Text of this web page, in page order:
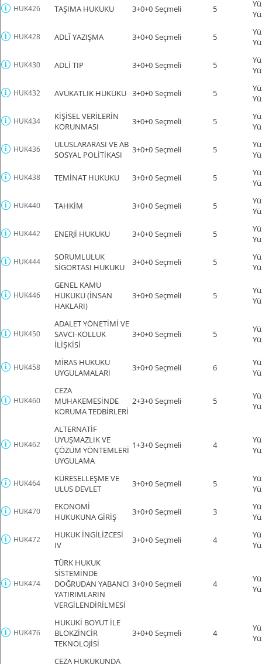
HUK426 TAŞIMA HUKUKU 3+0+0 Seçmeli 5
HUK428 ADLÎ YAZIŞMA 3+0+0 Seçmeli 5
HUK430 ADLİ TIP 3+0+0 Seçmeli 5
HUK432 AVUKATLIK HUKUKU 3+0+0 Seçmeli 5
HUK434
KİŞİSEL VERİLERİN
KORUNMASI
3+0+0 Seçmeli 5
HUK436
ULUSLARARASI VE AB
SOSYAL POLİTİKASI
3+0+0 Seçmeli 5
HUK438 TEMİNAT HUKUKU 3+0+0 Seçmeli 5
HUK440 TAHKİM 3+0+0 Seçmeli 5
HUK442 ENERJİ HUKUKU 3+0+0 Seçmeli 5
HUK444
SORUMLULUK
SİGORTASI HUKUKU
3+0+0 Seçmeli 5
HUK446
GENEL KAMU
HUKUKU (İNSAN
HAKLARI)
3+0+0 Seçmeli 5
HUK450
ADALET YÖNETİMİ VE
SAVCI-KOLLUK
İLİŞKİSİ
3+0+0 Seçmeli 5
HUK458
MİRAS HUKUKU
UYGULAMALARI
3+0+0 Seçmeli 6
HUK460
CEZA
MUHAKEMESİNDE
KORUMA TEDBİRLERİ
2+3+0 Seçmeli 5
HUK462
ALTERNATİF
UYUŞMAZLIK VE
ÇÖZÜM YÖNTEMLERİ
UYGULAMA
1+3+0 Seçmeli 4
HUK464
KÜRESELLEŞME VE
ULUS DEVLET
3+0+0 Seçmeli 5
HUK470
EKONOMİ
HUKUKUNA GİRİŞ
3+0+0 Seçmeli 3
HUK472
HUKUK İNGİLİZCESİ
IV
3+0+0 Seçmeli 4
HUK474
TÜRK HUKUK
SİSTEMİNDE
DOĞRUDAN YABANCI
YATIRIMLARIN
VERGİLENDİRİLMESİ
3+0+0 Seçmeli 4
HUK476
HUKUKİ BOYUT İLE
BLOKZİNCİR
TEKNOLOJİSİ
3+0+0 Seçmeli 4
CEZA HUKUKUNDA